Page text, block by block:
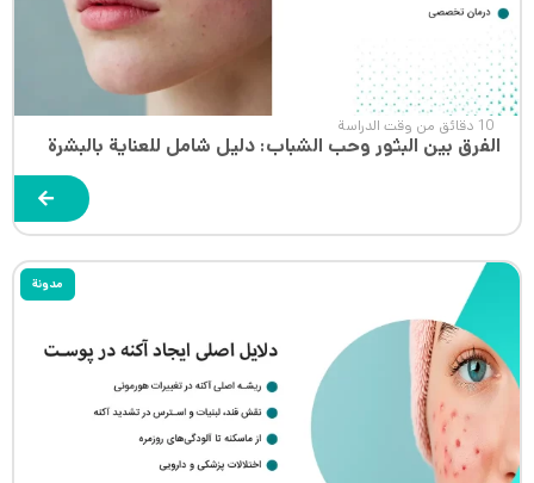
10 دقائق من وقت الدراسة
الفرق بين البثور وحب الشباب: دليل شامل للعناية بالبشرة
مدونة